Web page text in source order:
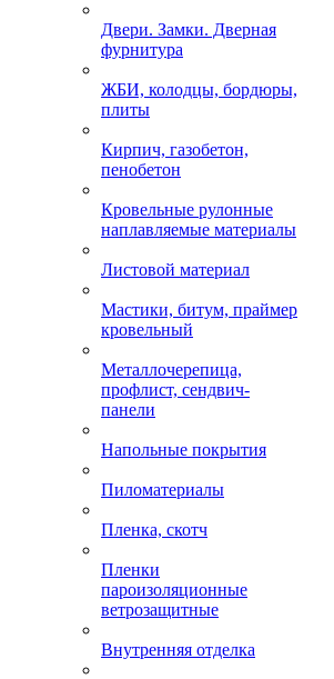
Двери. Замки. Дверная
фурнитура
ЖБИ, колодцы, бордюры,
плиты
Кирпич, газобетон,
пенобетон
Кровельные рулонные
наплавляемые материалы
Листовой материал
Мастики, битум, праймер
кровельный
Металлочерепица,
профлист, сендвич-
панели
Напольные покрытия
Пиломатериалы
Пленка, скотч
Пленки
пароизоляционные
ветрозащитные
Внутренняя отделка